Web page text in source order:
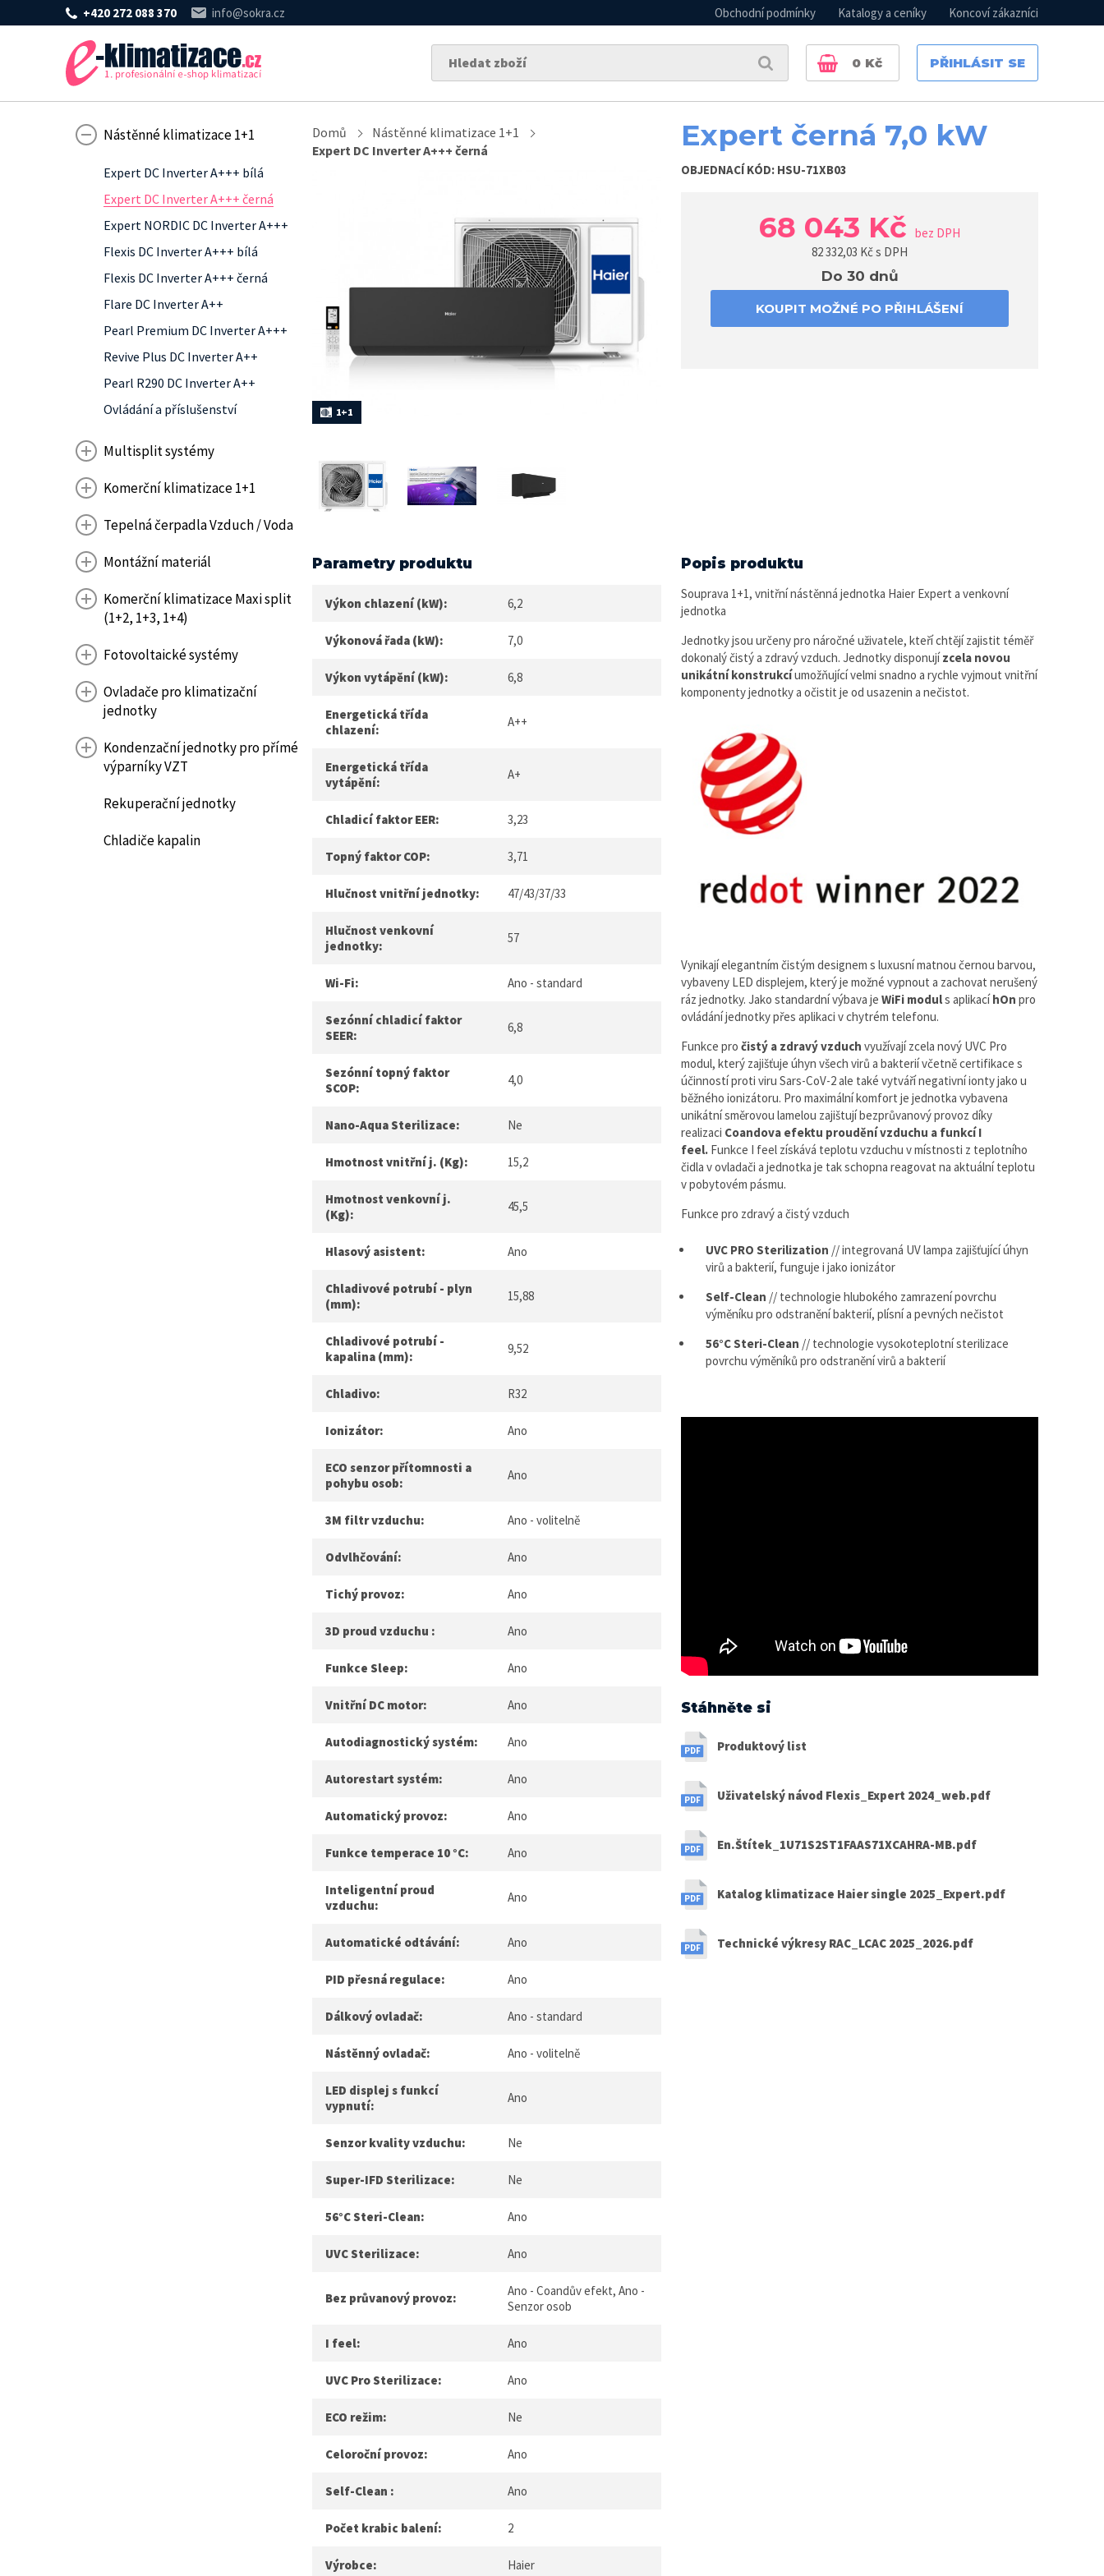
+420 272 088 370 info@sokra.cz Obchodní podmínky Katalogy a ceníky Koncoví zákazníci
PŘIHLÁSIT SE
0 Kč
Nástěnné klimatizace 1+1
Expert DC Inverter A+++ bílá
Expert DC Inverter A+++ černá
Expert NORDIC DC Inverter A+++
Flexis DC Inverter A+++ bílá
Flexis DC Inverter A+++ černá
Flare DC Inverter A++
Pearl Premium DC Inverter A+++
Revive Plus DC Inverter A++
Pearl R290 DC Inverter A++
Ovládání a příslušenství
Multisplit systémy
Komerční klimatizace 1+1
Tepelná čerpadla Vzduch / Voda
Montážní materiál
Komerční klimatizace Maxi split
(1+2, 1+3, 1+4)
Fotovoltaické systémy
Ovladače pro klimatizační
jednotky
Kondenzační jednotky pro přímé
výparníky VZT
Rekuperační jednotky
Chladiče kapalin
Domů
Nástěnné klimatizace 1+1
Expert DC Inverter A+++ černá
Expert černá 7,0 kW
1+1
OBJEDNACÍ KÓD: HSU-71XB03
68 043 Kčbez DPH
82 332,03 Kč s DPH
Do 30 dnů
KOUPIT MOŽNÉ PO PŘIHLÁŠENÍ
Parametry produktu
Výkon chlazení (kW): 6,2
Výkonová řada (kW): 7,0
Výkon vytápění (kW): 6,8
Energetická třída
chlazení:
A++
Energetická třída
vytápění:
A+
Chladicí faktor EER: 3,23
Topný faktor COP: 3,71
Hlučnost vnitřní jednotky: 47/43/37/33
Hlučnost venkovní
jednotky:
57
Wi-Fi: Ano - standard
Sezónní chladicí faktor
SEER:
6,8
Sezónní topný faktor
SCOP:
4,0
Nano-Aqua Sterilizace: Ne
Hmotnost vnitřní j. (Kg): 15,2
Hmotnost venkovní j.
(Kg):
45,5
Hlasový asistent: Ano
Chladivové potrubí - plyn
(mm):
15,88
Chladivové potrubí -
kapalina (mm):
9,52
Chladivo: R32
Ionizátor: Ano
ECO senzor přítomnosti a
pohybu osob:
Ano
3M filtr vzduchu: Ano - volitelně
Odvlhčování: Ano
Tichý provoz: Ano
3D proud vzduchu : Ano
Funkce Sleep: Ano
Vnitřní DC motor: Ano
Autodiagnostický systém: Ano
Autorestart systém: Ano
Automatický provoz: Ano
Funkce temperace 10 °C: Ano
Inteligentní proud
vzduchu:
Ano
Automatické odtávání: Ano
PID přesná regulace: Ano
Dálkový ovladač: Ano - standard
Nástěnný ovladač: Ano - volitelně
LED displej s funkcí
vypnutí:
Ano
Senzor kvality vzduchu: Ne
Super-IFD Sterilizace: Ne
56°C Steri-Clean: Ano
UVC Sterilizace: Ano
Bez průvanový provoz:
Ano - Coandův efekt, Ano -
Senzor osob
I feel: Ano
UVC Pro Sterilizace: Ano
ECO režim: Ne
Celoroční provoz: Ano
Self-Clean : Ano
Počet krabic balení: 2
Výrobce: Haier
Popis produktu
Souprava 1+1, vnitřní nástěnná jednotka Haier Expert a venkovní
jednotka
Jednotky jsou určeny pro náročné uživatele, kteří chtějí zajistit téměř
dokonalý čistý a zdravý vzduch. Jednotky disponujízcela novou
unikátní konstrukcíumožňující velmi snadno a rychle vyjmout vnitřní
komponenty jednotky a očistit je od usazenin a nečistot.
Vynikají elegantním čistým designem s luxusní matnou černou barvou,
vybaveny LED displejem, který je možné vypnout a zachovat nerušený
ráz jednotky. Jako standardní výbava jeWiFi moduls aplikacíhOn pro
ovládání jednotky přes aplikaci v chytrém telefonu.
Funkce pročistý a zdravý vzduch využívají zcela nový UVC Pro
modul, který zajišťuje úhyn všech virů a bakterií včetně certifikace s
účinností proti viru Sars-CoV-2 ale také vytváří negativní ionty jako u
běžného ionizátoru. Pro maximální komfort je jednotka vybavena
unikátní směrovou lamelou zajištují bezprůvanový provoz díky
realizaci Coandova efektu proudění vzduchu a funkcí I
feel. Funkce I feel získává teplotu vzduchu v místnosti z teplotního
čidla v ovladači a jednotka je tak schopna reagovat na aktuální teplotu
v pobytovém pásmu.
Funkce pro zdravý a čistý vzduch
UVC PRO Sterilization // integrovaná UV lampa zajišťující úhyn
virů a bakterií, funguje i jako ionizátor
Self-Clean // technologie hlubokého zamrazení povrchu
výměníku pro odstranění bakterií, plísní a pevných nečistot
56°C Steri-Clean // technologie vysokoteplotní sterilizace
povrchu výměníků pro odstranění virů a bakterií
Stáhněte si
Produktový list
Uživatelský návod Flexis_Expert 2024_web.pdf
En.Štítek_1U71S2ST1FAAS71XCAHRA-MB.pdf
Katalog klimatizace Haier single 2025_Expert.pdf
Technické výkresy RAC_LCAC 2025_2026.pdf